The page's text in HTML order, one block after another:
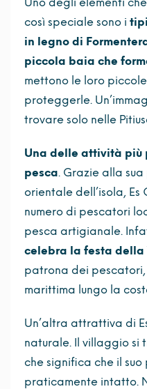
così speciale sono i
in legno di
piccola baia che
mettono le loro
proteggerle.
trovare solo nelle
Una delle attività più
pesca. Grazie alla
orientale dell’isola, Es
numero di pescatori
pesca artigianale.
celebra la festa della
patrona dei pescatori,
marittima lungo la
Un’altra attrattiva di
naturale. Il villaggio si
che significa che il
praticamente intatto.